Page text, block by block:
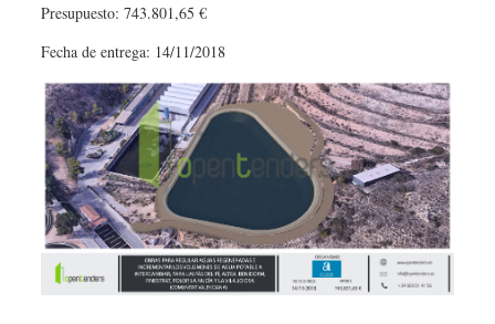
Presupuesto: 743.801,65 €
Fecha de entrega: 14/11/2018